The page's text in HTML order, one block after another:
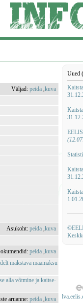
Uued
Väljad:peida ,kuva
Asukoht:peida ,kuva
peida ,kuva
makstava maamaksu
alla võtmine ja kaitse-
aruanne:peida ,kuva